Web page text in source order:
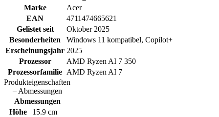
Marke
Acer
EAN
4711474665621
Gelistet seit
Oktober 2025
Besonderheiten
Windows 11 kompatibel, Copilot+
Erscheinungsjahr 2025
Prozessor
AMD Ryzen AI 7 350
Prozessorfamilie AMD Ryzen AI 7
Produkteigenschaften
– Abmessungen
Abmessungen
Höhe
15.9 cm